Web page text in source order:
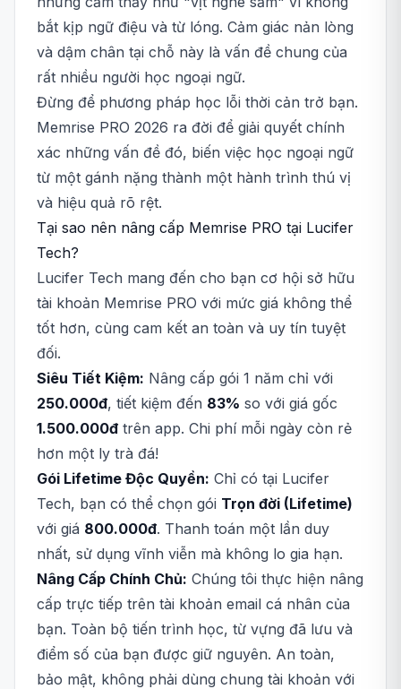
bắt kịp ngữ điệu và từ lóng. Cảm giác nản lòng
và dậm chân tại chỗ này là vấn đề chung của
rất nhiều người học ngoại ngữ.
Đừng để phương pháp học lỗi thời cản trở bạn.
Memrise PRO 2026 ra đời để giải quyết chính
xác những vấn đề đó, biến việc học ngoại ngữ
từ một gánh nặng thành một hành trình thú vị
và hiệu quả rõ rệt.
Tại sao nên nâng cấp Memrise PRO tại Lucifer
Tech?
Lucifer Tech mang đến cho bạn cơ hội sở hữu
tài khoản Memrise PRO với mức giá không thể
tốt hơn, cùng cam kết an toàn và uy tín tuyệt
đối.
Siêu Tiết Kiệm: Nâng cấp gói 1 năm chỉ với
250.000đ, tiết kiệm đến 83% so với giá gốc
1.500.000đ trên app. Chi phí mỗi ngày còn rẻ
hơn một ly trà đá!
Gói Lifetime Độc Quyền: Chỉ có tại Lucifer
Tech, bạn có thể chọn gói Trọn đời (Lifetime)
với giá 800.000đ. Thanh toán một lần duy
nhất, sử dụng vĩnh viễn mà không lo gia hạn.
Nâng Cấp Chính Chủ: Chúng tôi thực hiện nâng
cấp trực tiếp trên tài khoản email cá nhân của
bạn. Toàn bộ tiến trình học, từ vựng đã lưu và
điểm số của bạn được giữ nguyên. An toàn,
bảo mật, không phải dùng chung tài khoản với